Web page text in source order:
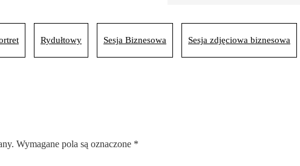
Rydułtowy Sesja Biznesowa Sesja zdjęciowa biznesowa
Wymagane pola są oznaczone *